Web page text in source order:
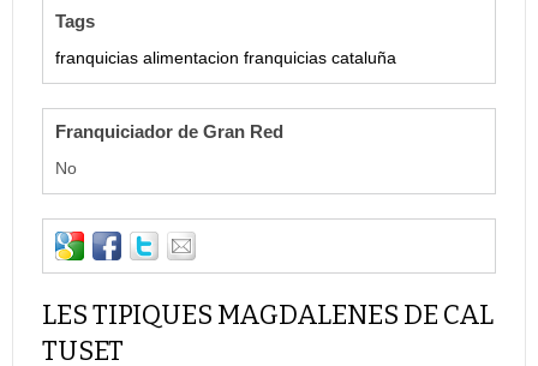
Tags
franquicias alimentacion franquicias cataluña
Franquiciador de Gran Red
No
LES TIPIQUES MAGDALENES DE CAL
TUSET